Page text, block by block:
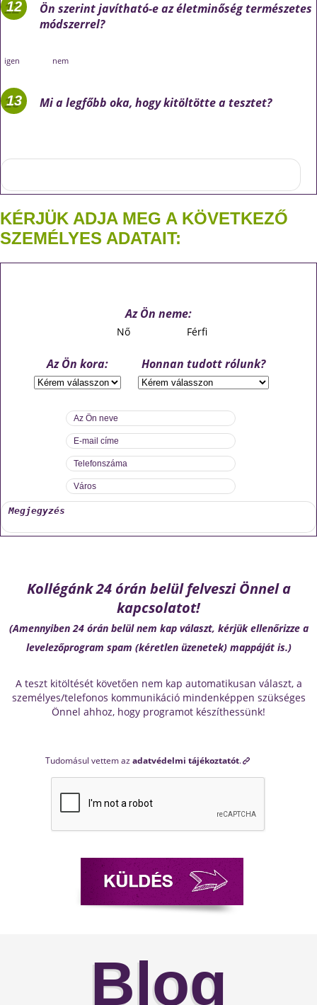
Ön szerint javítható-e az életminőség természetes
módszerrel?
igen nem
Mi a legfőbb oka, hogy kitöltötte a tesztet?
KÉRJÜK ADJA MEG A KÖVETKEZŐ
SZEMÉLYES ADATAIT:
Az Ön neme:
Nő Férfi
Az Ön kora: Honnan tudott rólunk?
Kollégánk 24 órán belül felveszi Önnel a
kapcsolatot!
(Amennyiben 24 órán belül nem kap választ, kérjük ellenőrizze a
levelezőprogram spam (kéretlen üzenetek) mappáját is.)
A teszt kitöltését követően nem kap automatikusan választ, a
személyes/telefonos kommunikáció mindenképpen szükséges
Önnel ahhoz, hogy programot készíthessünk!
Tudomásul vettem azadatvédelmi tájékoztatót.
Blog